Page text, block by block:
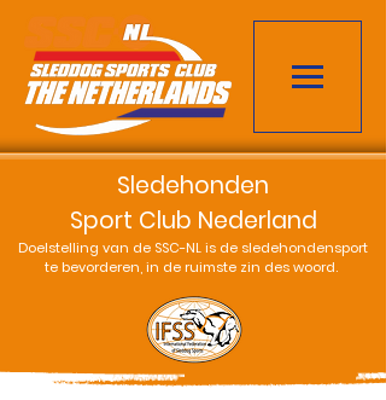
Sledehonden
Sport Club Nederland
Doelstelling van de SSC-NL is de sledehondensport
te bevorderen, in de ruimste zin des woord.